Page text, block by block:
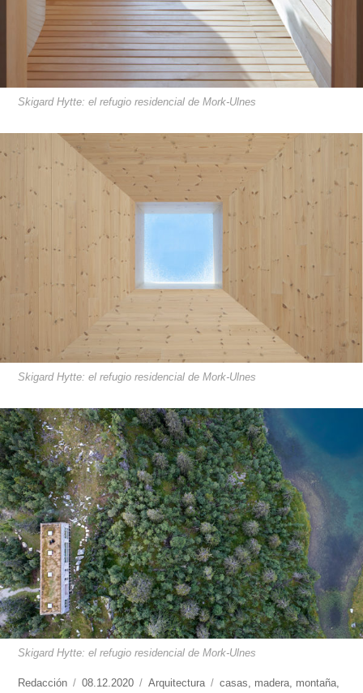
Skigard Hytte: el refugio residencial de Mork-Ulnes
Skigard Hytte: el refugio residencial de Mork-Ulnes
Skigard Hytte: el refugio residencial de Mork-Ulnes
https://www.experimenta.es/author/redaccion/
Redacción
Publicado
08.12.2020 Categorías
Arquitectura Etiquetas
casas, madera, montaña,